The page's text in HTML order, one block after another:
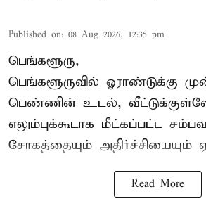
Published on: 08 Aug 2026, 12:35 pm
பெங்களூரு,
பெங்களூருவில் ஓராண்டுக்கு
பெண்ணின் உடல்,
எலும்புக்கூடாக மீட்கப்பட்ட
சோகத்தையும் அதிர்ச்சியையும்
Read More